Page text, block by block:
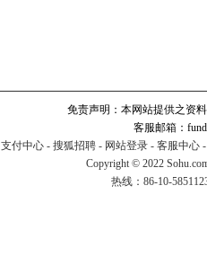
免责声明：本网站提供之资
客服邮箱：
支付中心 - 搜狐招聘 - 网站登录 - 客服中心
Copyright © 2022
热线：86-10-